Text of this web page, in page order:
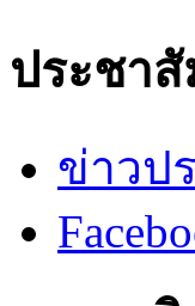
ประชา
ข่าวป